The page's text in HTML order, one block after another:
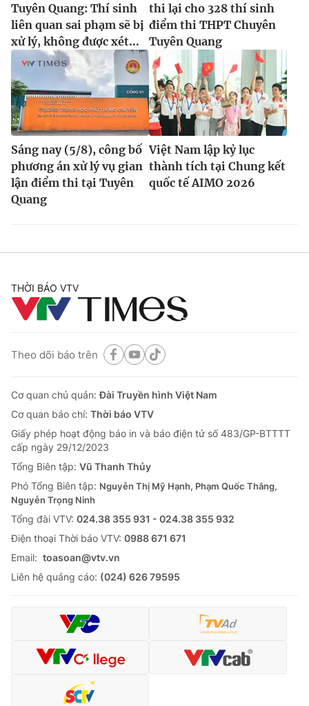
Tuyên Quang: Thí sinh
liên quan sai phạm sẽ bị
xử lý, không được xét...
thi lại cho 328 thí sinh
điểm thi THPT Chuyên
Tuyên Quang
Sáng nay (5/8), công bố
phương án xử lý vụ gian
lận điểm thi tại Tuyên
Quang
Việt Nam lập kỷ lục
thành tích tại Chung kết
quốc tế AIMO 2026
THỜI BÁO VTV
Theo dõi báo trên
Cơ quan chủ quản:Đài Truyền hình Việt Nam
Cơ quan báo chí: Thời báo VTV
Giấy phép hoạt động báo in và báo điện tử số 483/GP-BTTTT
cấp ngày 29/12/2023
Tổng Biên tập: Vũ Thanh Thủy
Phó Tổng Biên tập: Nguyễn Thị Mỹ Hạnh, Phạm Quốc Thắng,
Nguyễn Trọng Ninh
Tổng đài VTV: 024.38 355 931 - 024.38 355 932
Ðiện thoại Thời báo VTV: 0988 671 671
Email: toasoan@vtv.vn
Liên hệ quảng cáo: (024) 626 79595